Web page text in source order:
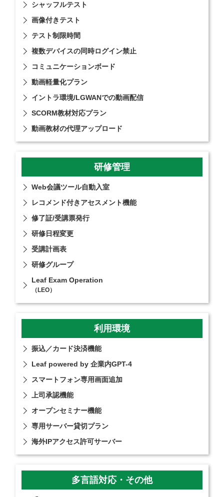
シャッフルテスト
画像付きテスト
テスト制限時間
複数デバイスの同時ログイン禁止
コミュニケーションボード
動画軽量化プラン
イントラ環境/LGWANでの動画配信
SCORM教材対応プラン
動画教材の代理アップロード
研修管理
Web会議ツール自動入室
レコメンド付きアセスメント機能
修了証/受講票発行
研修⽇程変更
受講計画表
研修グループ
Leaf Exam Operation
（LEO）
利用環境
振込／カード決済機能
Leaf powered by 企業内GPT-4
スマートフォン専用画面追加
上司承認機能
オープンセミナー機能
専用サーバー貸切プラン
海外IPアクセス許可サーバー
多言語対応・その他